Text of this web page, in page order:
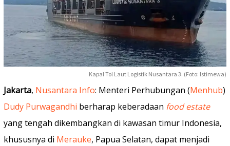
Kapal Tol Laut Logistik Nusantara 3. (Foto: Istimewa)
Jakarta, Nusantara Info: Menteri Perhubungan (Menhub)
Dudy Purwagandhi berharap keberadaan food estate
yang tengah dikembangkan di kawasan timur Indonesia,
khususnya di Merauke, Papua Selatan, dapat menjadi